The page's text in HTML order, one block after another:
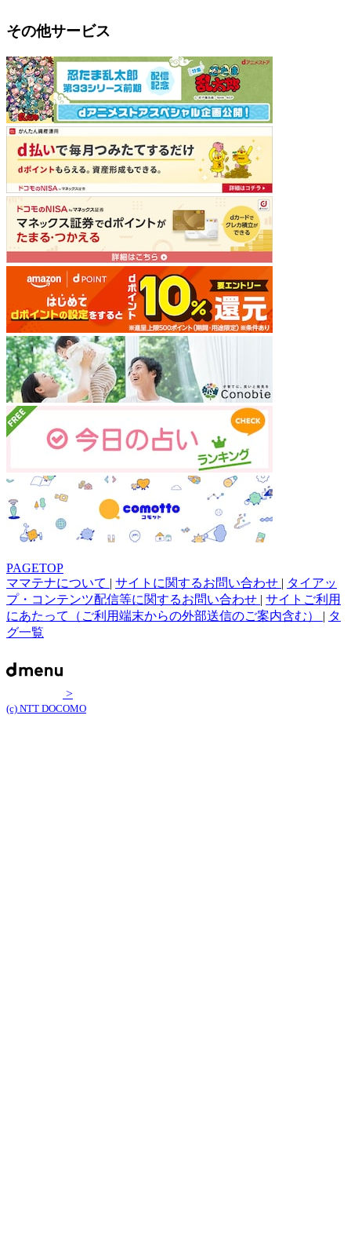
その他サービス
PAGETOP
ママテナについて | サイトに関するお問い合わせ | タイアッ
プ・コンテンツ配信等に関するお問い合わせ | サイトご利用
にあたって（ご利用端末からの外部送信のご案内含む） | タ
グ一覧
>
(c) NTT DOCOMO